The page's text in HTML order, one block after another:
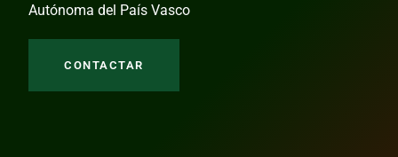
Autónoma del País Vasco
CONTACTAR